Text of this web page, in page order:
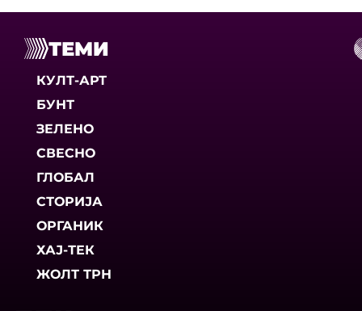
ТЕМИ
КУЛТ-АРТ
БУНТ
ЗЕЛЕНО
СВЕСНО
ГЛОБАЛ
СТОРИЈА
ОРГАНИК
ХАЈ-ТЕК
ЖОЛТ ТРН